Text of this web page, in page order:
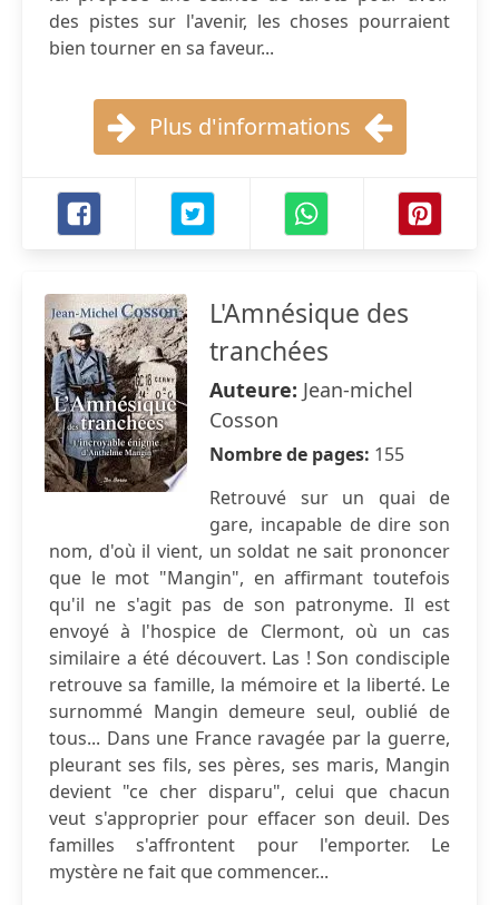
des pistes sur l'avenir, les choses pourraient
bien tourner en sa faveur...
Plus d'informations
L'Amnésique des
tranchées
Auteure: Jean-michel
Cosson
Nombre de pages: 155
Retrouvé sur un quai de
gare, incapable de dire son
nom, d'où il vient, un soldat ne sait prononcer
que le mot "Mangin", en affirmant toutefois
qu'il ne s'agit pas de son patronyme. Il est
envoyé à l'hospice de Clermont, où un cas
similaire a été découvert. Las ! Son condisciple
retrouve sa famille, la mémoire et la liberté. Le
surnommé Mangin demeure seul, oublié de
tous... Dans une France ravagée par la guerre,
pleurant ses fils, ses pères, ses maris, Mangin
devient "ce cher disparu", celui que chacun
veut s'approprier pour effacer son deuil. Des
familles s'affrontent pour l'emporter. Le
mystère ne fait que commencer...